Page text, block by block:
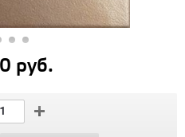
руб.